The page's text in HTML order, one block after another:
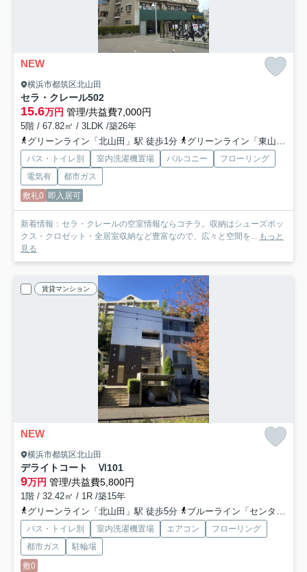
NEW
横浜市都筑区北山田
セラ・クレール502
15.6万円 管理/共益費7,000円
5階 / 67.82㎡ / 3LDK /築26年
グリーンライン「北山田」駅 徒歩1分
グリーンライン「東山田」駅 徒歩19分
バス・トイレ別 室内洗濯機置場 バルコニー
フローリング
電気有
都市ガス
敷礼0 即入居可
新着情報：セラ・クレールの空室情報ならコチラ。収納はシューズボッ
クス・クロゼット・全居室収納など豊富なので、広々と空間を... もっと
見る
賃貸マンション
NEW
横浜市都筑区北山田
デライトコート Ⅵ101
9万円 管理/共益費5,800円
1階 / 32.42㎡ / 1R /築15年
グリーンライン「北山田」駅 徒歩5分
ブルーライン「センター北」駅 徒歩24分
バス・トイレ別 室内洗濯機置場 エアコン
フローリング
都市ガス
駐輪場
敷0